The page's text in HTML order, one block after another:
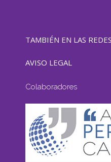
TAMBIÉN EN LAS
AVISO LEGAL
Colaboradores